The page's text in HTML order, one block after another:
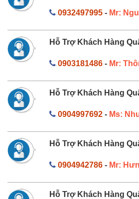
0932497995- Mr:
Hỗ Trợ Khách Hàng
0903181486- Mr:
Hỗ Trợ Khách Hàng
0904997692- Ms:
Hỗ Trợ Khách Hàng
0904942786- Mr:
Hỗ Trợ Khách Hàng